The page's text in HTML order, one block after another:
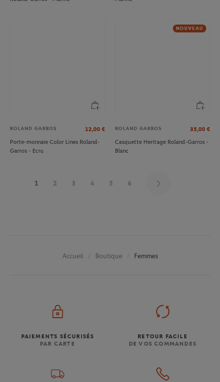
ROLAND GARROS 12,00 €
Porte-monnaie Color Lines Roland-
Garros - Ecru
NOUVEAU
ROLAND GARROS 35,00 €
Casquette Heritage Roland-Garros -
Blanc
1 2 3 4 5 6
Accueil Boutique Femmes
PAIEMENTS SÉCURISÉS
PAR CARTE
RETOUR FACILE
DE VOS COMMANDES